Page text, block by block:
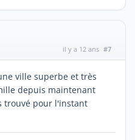
il y a 12 ans #7
ville superbe et très
depuis maintenant
trouvé pour l'instant